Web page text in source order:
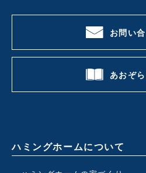
お問い
あおぞ
ハミングホームについて